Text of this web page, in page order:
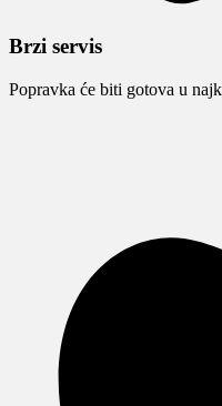
Brzi servis
Popravka će biti gotova u